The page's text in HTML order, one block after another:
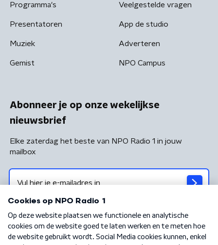
Programma's
Presentatoren
Muziek
Gemist
Veelgestelde vragen
App de studio
Adverteren
NPO Campus
Abonneer je op onze wekelijkse
nieuwsbrief
Elke zaterdag het beste van NPO Radio 1 in jouw
mailbox
Algemene voorwaarden